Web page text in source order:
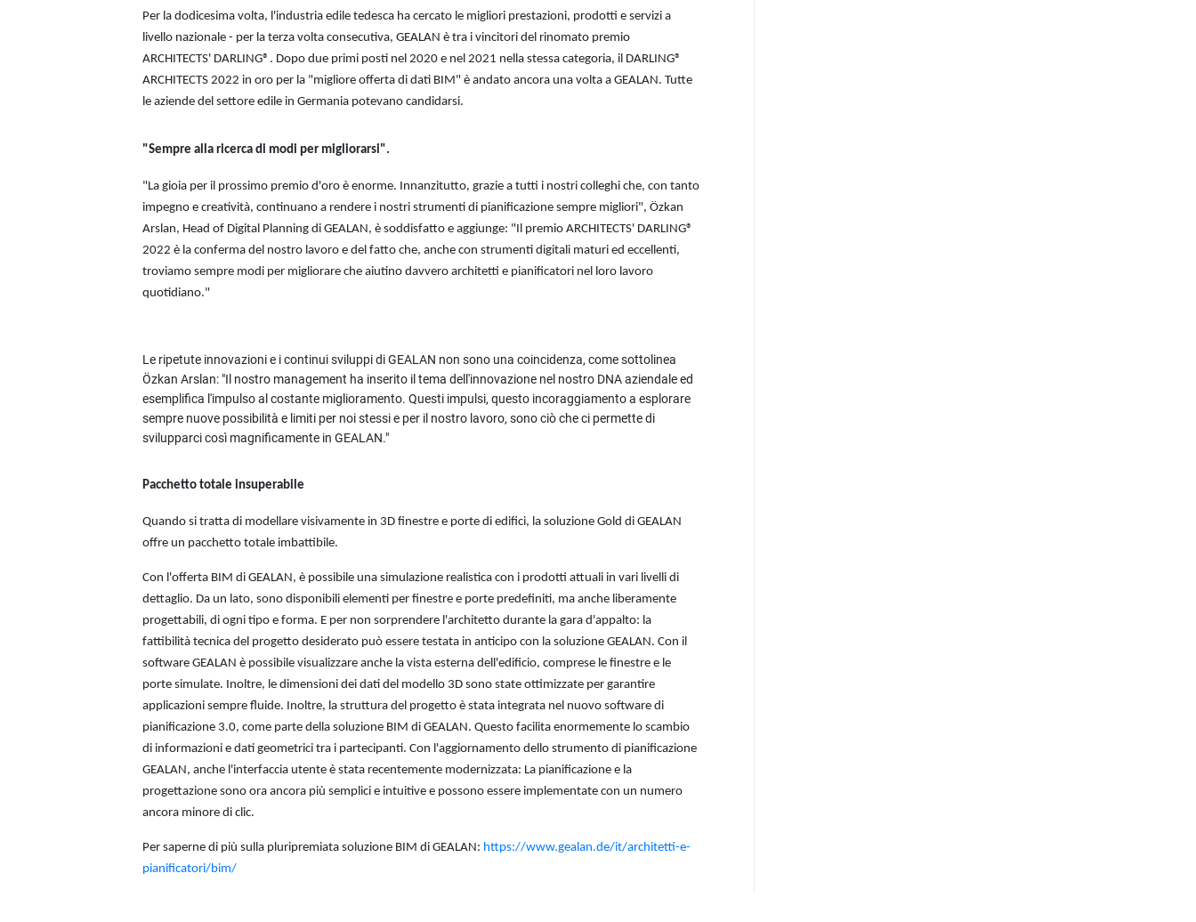
Per la dodicesima volta, l'industria edile tedesca ha cercato le migliori prestazioni, prodotti e servizi a
livello nazionale - per la terza volta consecutiva, GEALAN è tra i vincitori del rinomato premio
ARCHITECTS' DARLING®. Dopo due primi posti nel 2020 e nel 2021 nella stessa categoria, il DARLING®
ARCHITECTS 2022 in oro per la "migliore offerta di dati BIM" è andato ancora una volta a GEALAN. Tutte
le aziende del settore edile in Germania potevano candidarsi.
"Sempre alla ricerca di modi per migliorarsi".
"La gioia per il prossimo premio d'oro è enorme. Innanzitutto, grazie a tutti i nostri colleghi che, con tanto
impegno e creatività, continuano a rendere i nostri strumenti di pianificazione sempre migliori", Özkan
Arslan, Head of Digital Planning di GEALAN, è soddisfatto e aggiunge: "Il premio ARCHITECTS' DARLING®
2022 è la conferma del nostro lavoro e del fatto che, anche con strumenti digitali maturi ed eccellenti,
troviamo sempre modi per migliorare che aiutino davvero architetti e pianificatori nel loro lavoro
quotidiano."
Le ripetute innovazioni e i continui sviluppi di GEALAN non sono una coincidenza, come sottolinea
Özkan Arslan: "Il nostro management ha inserito il tema dell'innovazione nel nostro DNA aziendale ed
esemplifica l'impulso al costante miglioramento. Questi impulsi, questo incoraggiamento a esplorare
sempre nuove possibilità e limiti per noi stessi e per il nostro lavoro, sono ciò che ci permette di
svilupparci così magnificamente in GEALAN."
Pacchetto totale insuperabile
Quando si tratta di modellare visivamente in 3D finestre e porte di edifici, la soluzione Gold di GEALAN
offre un pacchetto totale imbattibile.
Con l'offerta BIM di GEALAN, è possibile una simulazione realistica con i prodotti attuali in vari livelli di
dettaglio. Da un lato, sono disponibili elementi per finestre e porte predefiniti, ma anche liberamente
progettabili, di ogni tipo e forma. E per non sorprendere l'architetto durante la gara d'appalto: la
fattibilità tecnica del progetto desiderato può essere testata in anticipo con la soluzione GEALAN. Con il
software GEALAN è possibile visualizzare anche la vista esterna dell'edificio, comprese le finestre e le
porte simulate. Inoltre, le dimensioni dei dati del modello 3D sono state ottimizzate per garantire
applicazioni sempre fluide. Inoltre, la struttura del progetto è stata integrata nel nuovo software di
pianificazione 3.0, come parte della soluzione BIM di GEALAN. Questo facilita enormemente lo scambio
di informazioni e dati geometrici tra i partecipanti. Con l'aggiornamento dello strumento di pianificazione
GEALAN, anche l'interfaccia utente è stata recentemente modernizzata: La pianificazione e la
progettazione sono ora ancora più semplici e intuitive e possono essere implementate con un numero
ancora minore di clic.
Per saperne di più sulla pluripremiata soluzione BIM di GEALAN: https://www.gealan.de/it/architetti-e-
pianificatori/bim/